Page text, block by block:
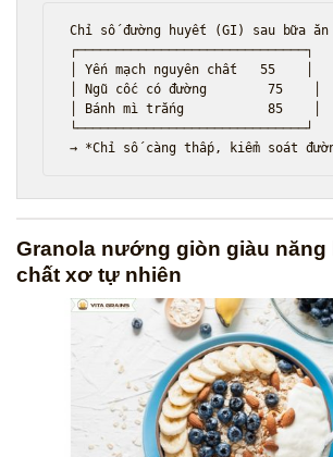
Chỉ số đường huyết (GI) sau bữa ăn
┌──────────────────────────────┐
│ Yến mạch nguyên chất   55    │
│ Ngũ cốc có đường        75    │
│ Bánh mì trắng           85    │
└──────────────────────────────┘
Granola nướng giòn giàu
chất xơ tự nhiên